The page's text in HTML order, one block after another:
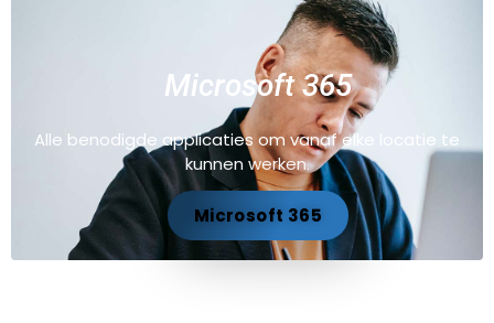
Microsoft 365
Alle benodigde applicaties om vanaf elke locatie te
kunnen werken.
Microsoft 365